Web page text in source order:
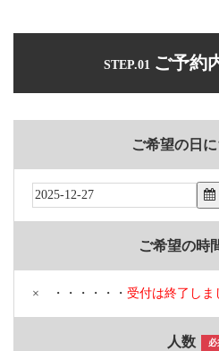
STEP.01 ご予約
ご希望の日
ご希望の時
× ・・・・・・ 受付は終了しま
人数 必